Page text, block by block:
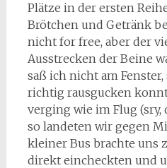
Plätze in der ersten
Brötchen und Getränk
nicht for free, aber der
Ausstrecken der Beine
saß ich nicht am
richtig rausgucken
verging wie im Flug (sry,
so landeten wir gegen
kleiner Bus brachte uns
direkt eincheckten und